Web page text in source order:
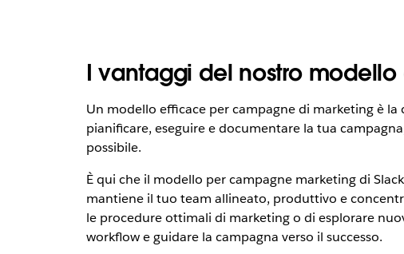
I vantaggi del nostro
Un modello efficace per campagne di marketing è
pianificare, eseguire e documentare la tua
possibile.
È qui che il modello per campagne marketing di
mantiene il tuo team allineato, produttivo e
le procedure ottimali di marketing o di esplorare
workflow e guidare la campagna verso il successo.